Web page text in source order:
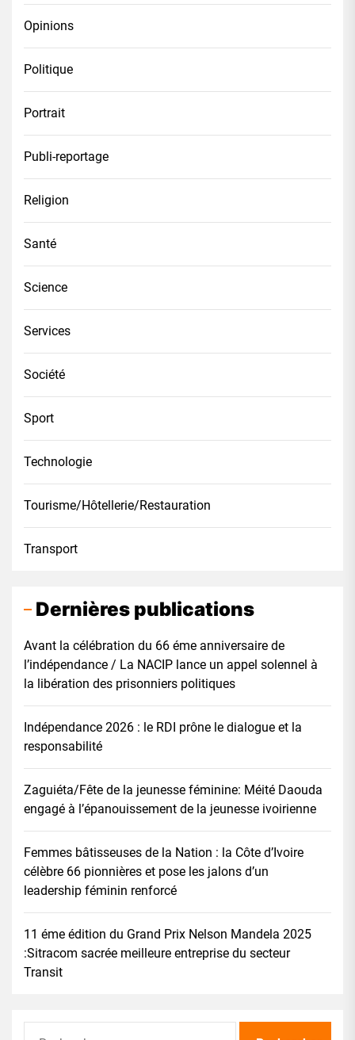
Opinions
Politique
Portrait
Publi-reportage
Religion
Santé
Science
Services
Société
Sport
Technologie
Tourisme/Hôtellerie/Restauration
Transport
Dernières publications
Avant la célébration du 66 éme anniversaire de
l’indépendance / La NACIP lance un appel solennel à
la libération des prisonniers politiques
Indépendance 2026 : le RDI prône le dialogue et la
responsabilité
Zaguiéta/Fête de la jeunesse féminine: Méité Daouda
engagé à l’épanouissement de la jeunesse ivoirienne
Femmes bâtisseuses de la Nation : la Côte d’Ivoire
célèbre 66 pionnières et pose les jalons d’un
leadership féminin renforcé
11 éme édition du Grand Prix Nelson Mandela 2025
:Sitracom sacrée meilleure entreprise du secteur
Transit